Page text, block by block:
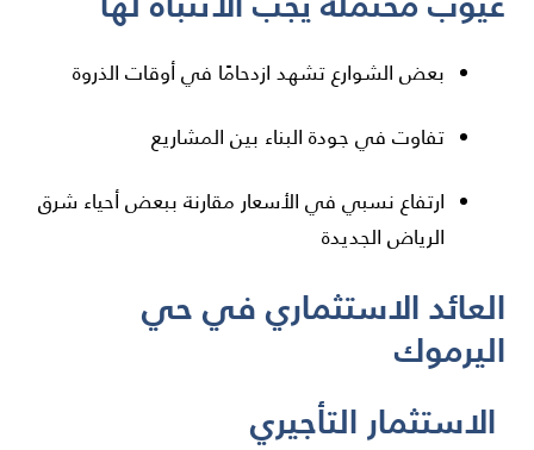
بعض الشوارع تشهد ازدحامًا في أوقات الذروة
تفاوت في جودة البناء بين المشاريع
ارتفاع نسبي في الأسعار مقارنة ببعض أحياء شرق
الرياض الجديدة
العائد الاستثماري في حي
اليرموك
الاستثمار التأجيري